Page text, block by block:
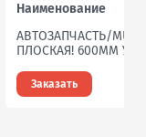
Наименование
АВТОЗАПЧАСТЬ/MU-
ПЛОСКАЯ! 600MM
Заказать